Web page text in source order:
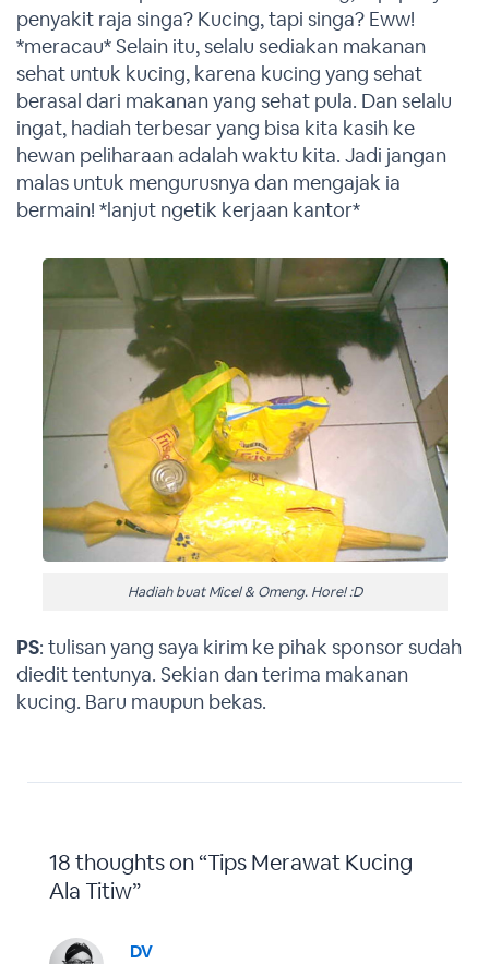
penyakit raja singa? Kucing, tapi singa? Eww!
*meracau* Selain itu, selalu sediakan makanan
sehat untuk kucing, karena kucing yang sehat
berasal dari makanan yang sehat pula. Dan selalu
ingat, hadiah terbesar yang bisa kita kasih ke
hewan peliharaan adalah waktu kita. Jadi jangan
malas untuk mengurusnya dan mengajak ia
bermain! *lanjut ngetik kerjaan kantor*
Hadiah buat Micel & Omeng. Hore! :D
PS: tulisan yang saya kirim ke pihak sponsor sudah
diedit tentunya. Sekian dan terima makanan
kucing. Baru maupun bekas.
18 thoughts on “Tips Merawat Kucing
Ala Titiw”
DV